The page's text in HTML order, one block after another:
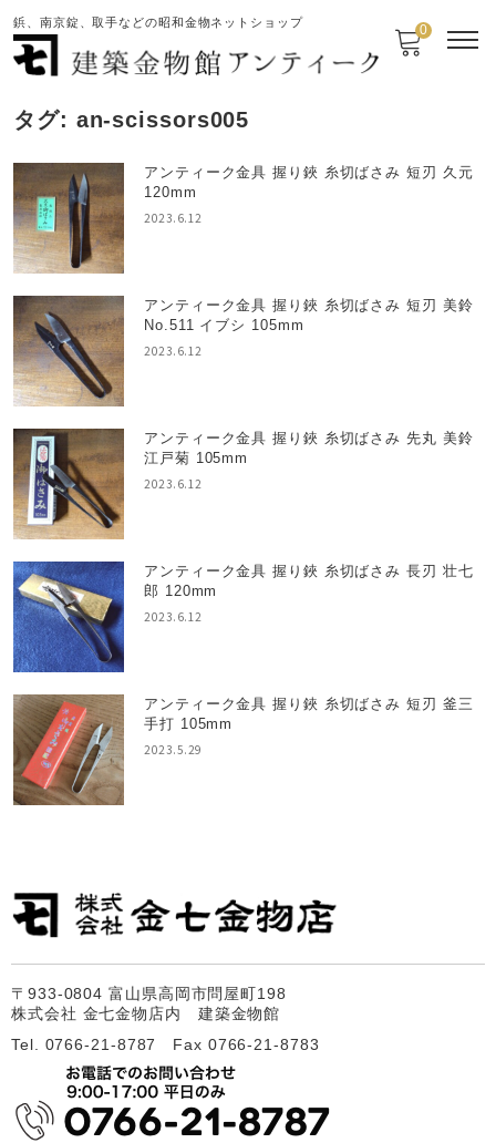
鋲、南京錠、取手などの昭和金物ネットショップ 0
タグ: an-scissors005
アンティーク金具 握り鋏 糸切ばさみ 短刃 久元
120mm
2023.6.12
アンティーク金具 握り鋏 糸切ばさみ 短刃 美鈴
No.511 イブシ 105mm
2023.6.12
アンティーク金具 握り鋏 糸切ばさみ 先丸 美鈴
江戸菊 105mm
2023.6.12
アンティーク金具 握り鋏 糸切ばさみ 長刃 壮七
郎 120mm
2023.6.12
アンティーク金具 握り鋏 糸切ばさみ 短刃 釜三
手打 105mm
2023.5.29
〒933-0804 富山県高岡市問屋町198
株式会社 金七金物店内 建築金物館
Tel. 0766-21-8787 Fax 0766-21-8783